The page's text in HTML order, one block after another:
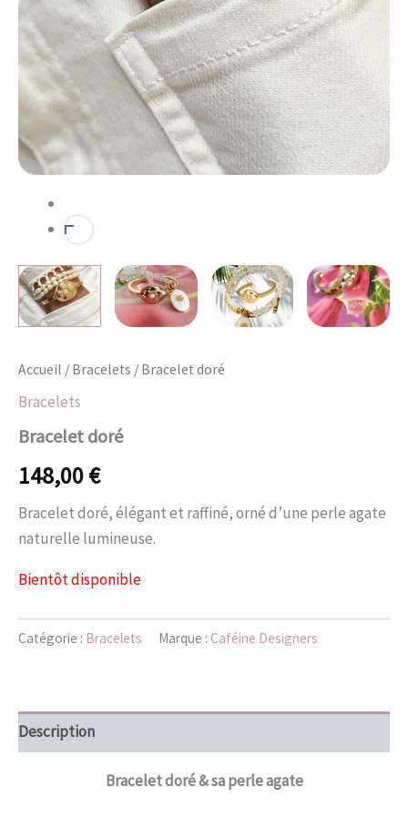
Accueil / Bracelets / Bracelet doré
Bracelets
Bracelet doré
148,00€
Bracelet doré, élégant et raffiné, orné d’une perle agate
naturelle lumineuse.
Bientôt disponible
Catégorie : Bracelets Marque : Caféine Designers
Description
Bracelet doré & sa perle agate